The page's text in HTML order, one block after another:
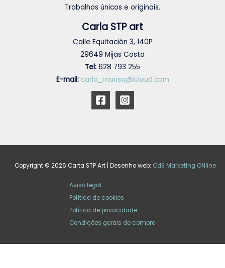
Trabalhos únicos e originais.
Carla STP art
Calle Equitación 3, 140P
29649 Mijas Costa
Tel: 628 793 255
E-mail: carla_marisa@icloud.com
Copyright © 2026 Carta STP Art | Desenho web: CdS Marketing ONline
Aviso legal
Política de cookies
Política de privacidade
Condições gerais de compra